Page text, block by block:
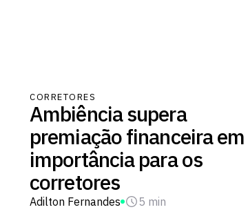
CORRETORES
Ambiência supera
premiação financeira em
importância para os
corretores
Adilton Fernandes 5 min